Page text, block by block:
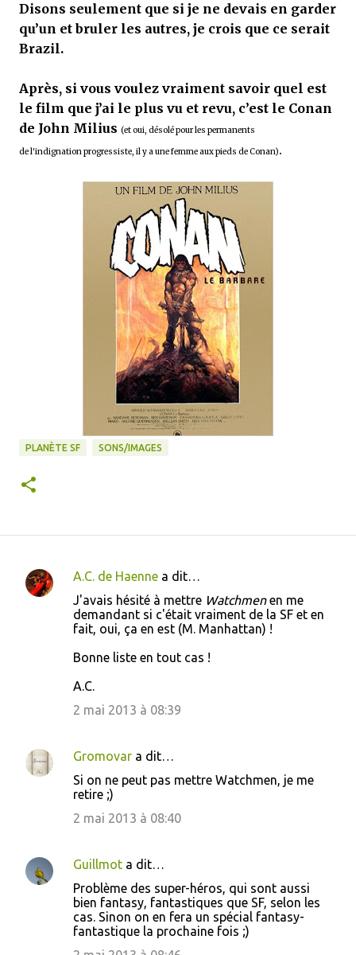
Disons seulement que si je ne devais en garder
qu’un et bruler les autres, je crois que ce serait
Brazil.
Après, si vous voulez vraiment savoir quel est
le film que j’ai le plus vu et revu, c’est le Conan
de John Milius (et oui, désolé pour les permanents
de l'indignation progressiste, il y a une femme aux pieds de Conan).
PLANÈTE SF SONS/IMAGES
C
i
A.C. de Haenne a dit…
J'avais hésité à mettre Watchmenen me
demandant si c'était vraiment de la SF et en
fait, oui, ça en est (M. Manhattan) !
Bonne liste en tout cas !
A.C.
2 mai 2013 à 08:39
Gromovar a dit…
Si on ne peut pas mettre Watchmen, je me
retire ;)
2 mai 2013 à 08:40
Guillmot a dit…
Problème des super-héros, qui sont aussi
bien fantasy, fantastiques que SF, selon les
cas. Sinon on en fera un spécial fantasy-
fantastique la prochaine fois ;)